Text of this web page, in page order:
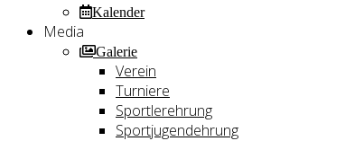
Kalender
Media
Galerie
Verein
Turniere
Sportlerehrung
Sportjugendehrung